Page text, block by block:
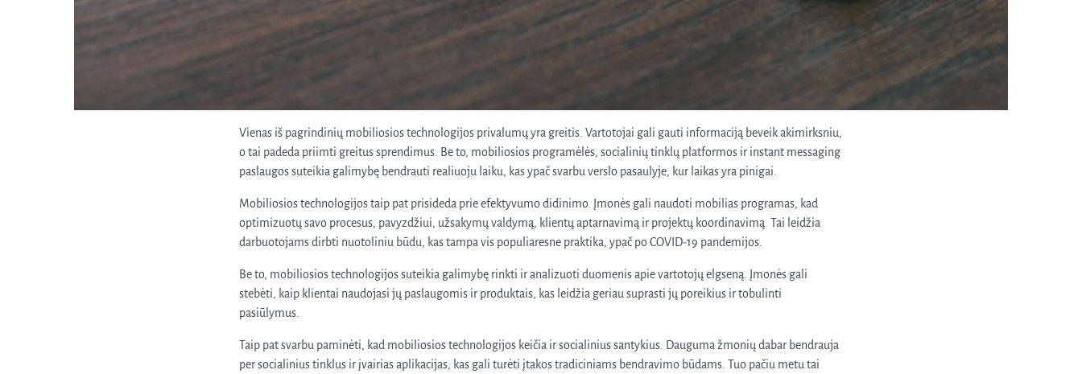
Vienas iš pagrindinių mobiliosios technologijos privalumų yra greitis. Vartotojai gali gauti informaciją beveik akimirksniu,
o tai padeda priimti greitus sprendimus. Be to, mobiliosios programėlės, socialinių tinklų platformos ir instant messaging
paslaugos suteikia galimybę bendrauti realiuoju laiku, kas ypač svarbu verslo pasaulyje, kur laikas yra pinigai.
Mobiliosios technologijos taip pat prisideda prie efektyvumo didinimo. Įmonės gali naudoti mobilias programas, kad
optimizuotų savo procesus, pavyzdžiui, užsakymų valdymą, klientų aptarnavimą ir projektų koordinavimą. Tai leidžia
darbuotojams dirbti nuotoliniu būdu, kas tampa vis populiaresne praktika, ypač po COVID-19 pandemijos.
Be to, mobiliosios technologijos suteikia galimybę rinkti ir analizuoti duomenis apie vartotojų elgseną. Įmonės gali
stebėti, kaip klientai naudojasi jų paslaugomis ir produktais, kas leidžia geriau suprasti jų poreikius ir tobulinti
pasiūlymus.
Taip pat svarbu paminėti, kad mobiliosios technologijos keičia ir socialinius santykius. Dauguma žmonių dabar bendrauja
per socialinius tinklus ir įvairias aplikacijas, kas gali turėti įtakos tradiciniams bendravimo būdams. Tuo pačiu metu tai